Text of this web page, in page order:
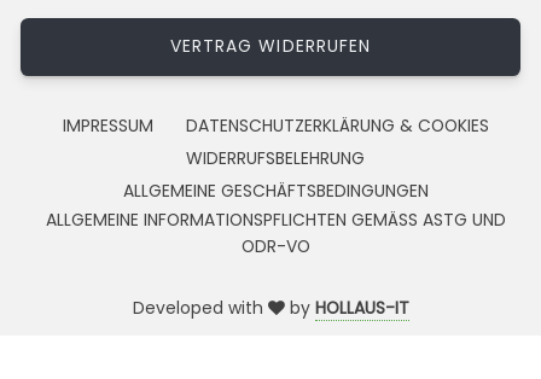
VERTRAG WIDERRUFEN
IMPRESSUM
DATENSCHUTZERKLÄRUNG & COOKIES
WIDERRUFSBELEHRUNG
ALLGEMEINE GESCHÄFTSBEDINGUNGEN
ALLGEMEINE INFORMATIONSPFLICHTEN GEMÄSS ASTG UND
ODR-VO
Developed with by HOLLAUS-IT